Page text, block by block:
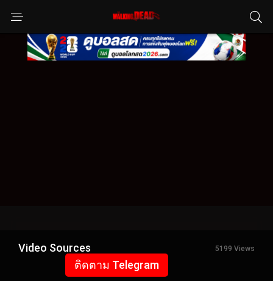
Video Sources 5199 Views
ติดตาม Telegram